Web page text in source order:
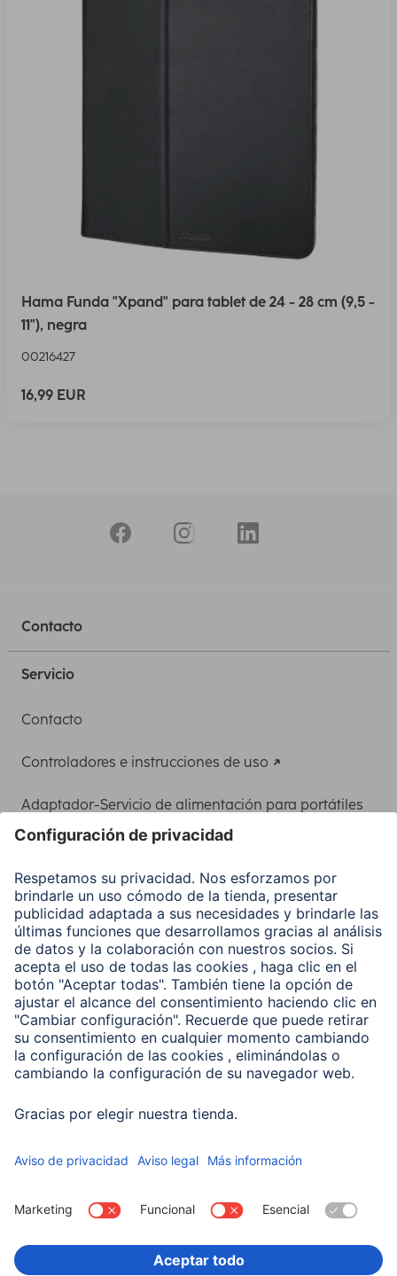
Hama Funda "Xpand" para tablet de 24 - 28 cm (9,5 -
11"), negra
00216427
16,99 EUR
Contacto
Servicio
Contacto
Controladores e instrucciones de uso
Adaptador-Servicio de alimentación para portátiles
Clientes online
Conviértete en distribuidor
Compañía
Historia de la empresa
Hama en todo el Mundo
Sostenibilidad
Business-Portal
Escoger Pais